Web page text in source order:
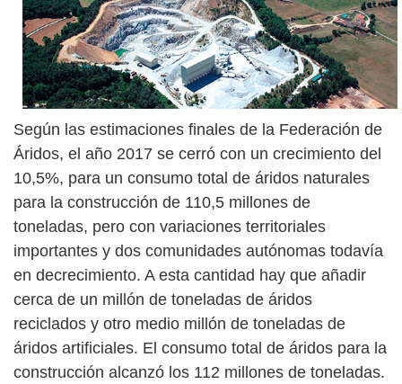
Según las estimaciones finales de la Federación de
Áridos, el año 2017 se cerró con un crecimiento del
10,5%, para un consumo total de áridos naturales
para la construcción de 110,5 millones de
toneladas, pero con variaciones territoriales
importantes y dos comunidades autónomas todavía
en decrecimiento. A esta cantidad hay que añadir
cerca de un millón de toneladas de áridos
reciclados y otro medio millón de toneladas de
áridos artificiales. El consumo total de áridos para la
construcción alcanzó los 112 millones de toneladas.